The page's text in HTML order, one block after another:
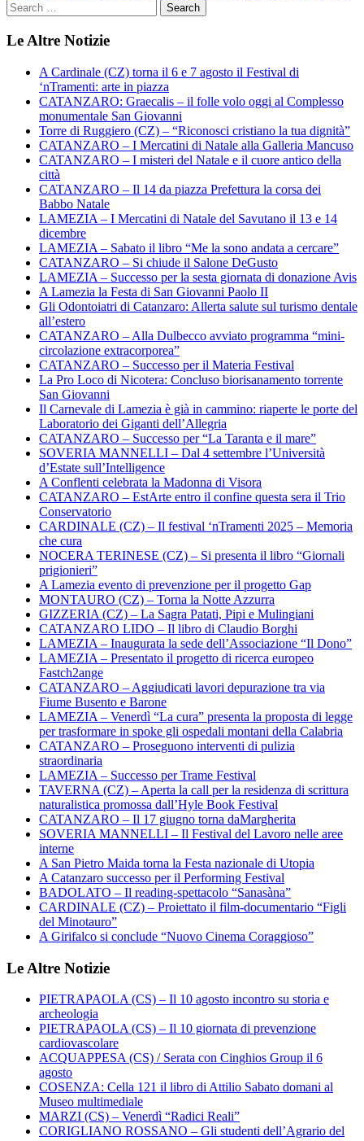
Le Altre Notizie
A Cardinale (CZ) torna il 6 e 7 agosto il Festival di
‘nTramenti: arte in piazza
CATANZARO: Graecalis – il folle volo oggi al Complesso
monumentale San Giovanni
Torre di Ruggiero (CZ) – “Riconosci cristiano la tua dignità”
CATANZARO – I Mercatini di Natale alla Galleria Mancuso
CATANZARO – I misteri del Natale e il cuore antico della
città
CATANZARO – Il 14 da piazza Prefettura la corsa dei
Babbo Natale
LAMEZIA – I Mercatini di Natale del Savutano il 13 e 14
dicembre
LAMEZIA – Sabato il libro “Me la sono andata a cercare”
CATANZARO – Si chiude il Salone DeGusto
LAMEZIA – Successo per la sesta giornata di donazione Avis
A Lamezia la Festa di San Giovanni Paolo II
Gli Odontoiatri di Catanzaro: Allerta salute sul turismo dentale
all’estero
CATANZARO – Alla Dulbecco avviato programma “mini-
circolazione extracorporea”
CATANZARO – Successo per il Materia Festival
La Pro Loco di Nicotera: Concluso biorisanamento torrente
San Giovanni
Il Carnevale di Lamezia è già in cammino: riaperte le porte del
Laboratorio dei Giganti dell’Allegria
CATANZARO – Successo per “La Taranta e il mare”
SOVERIA MANNELLI – Dal 4 settembre l’Università
d’Estate sull’Intelligence
A Conflenti celebrata la Madonna di Visora
CATANZARO – EstArte entro il confine questa sera il Trio
Conservatorio
CARDINALE (CZ) – Il festival ‘nTramenti 2025 – Memoria
che cura
NOCERA TERINESE (CZ) – Si presenta il libro “Giornali
prigionieri”
A Lamezia evento di prevenzione per il progetto Gap
MONTAURO (CZ) – Torna la Notte Azzurra
GIZZERIA (CZ) – La Sagra Patati, Pipi e Mulingiani
CATANZARO LIDO – Il libro di Claudio Borghi
LAMEZIA – Inaugurata la sede dell’Associazione “Il Dono”
LAMEZIA – Presentato il progetto di ricerca europeo
Fastch2ange
CATANZARO – Aggiudicati lavori depurazione tra via
Fiume Busento e Barone
LAMEZIA – Venerdì “La cura” presenta la proposta di legge
per trasformare in spoke gli ospedali montani della Calabria
CATANZARO – Proseguono interventi di pulizia
straordinaria
LAMEZIA – Successo per Trame Festival
TAVERNA (CZ) – Aperta la call per la residenza di scrittura
naturalistica promossa dall’Hyle Book Festival
CATANZARO – Il 17 giugno torna daMargherita
SOVERIA MANNELLI – Il Festival del Lavoro nelle aree
interne
A San Pietro Maida torna la Festa nazionale di Utopia
A Catanzaro successo per il Performing Festival
BADOLATO – Il reading-spettacolo “Sanasàna”
CARDINALE (CZ) – Proiettato il film-documentario “Figli
del Minotauro”
A Girifalco si conclude “Nuovo Cinema Coraggioso”
Le Altre Notizie
PIETRAPAOLA (CS) – Il 10 agosto incontro su storia e
archeologia
PIETRAPAOLA (CS) – Il 10 giornata di prevenzione
cardiovascolare
ACQUAPPESA (CS) / Serata con Cinghios Group il 6
agosto
COSENZA: Cella 121 il libro di Attilio Sabato domani al
Museo multimediale
MARZI (CS) – Venerdì “Radici Reali”
CORIGLIANO ROSSANO – Gli studenti dell’Agrario del